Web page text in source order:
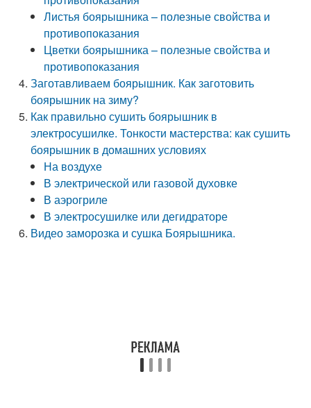
Листья боярышника – полезные свойства и
противопоказания
Цветки боярышника – полезные свойства и
противопоказания
Заготавливаем боярышник. Как заготовить
боярышник на зиму?
Как правильно сушить боярышник в
электросушилке. Тонкости мастерства: как сушить
боярышник в домашних условиях
На воздухе
В электрической или газовой духовке
В аэрогриле
В электросушилке или дегидраторе
Видео заморозка и сушка Боярышника.